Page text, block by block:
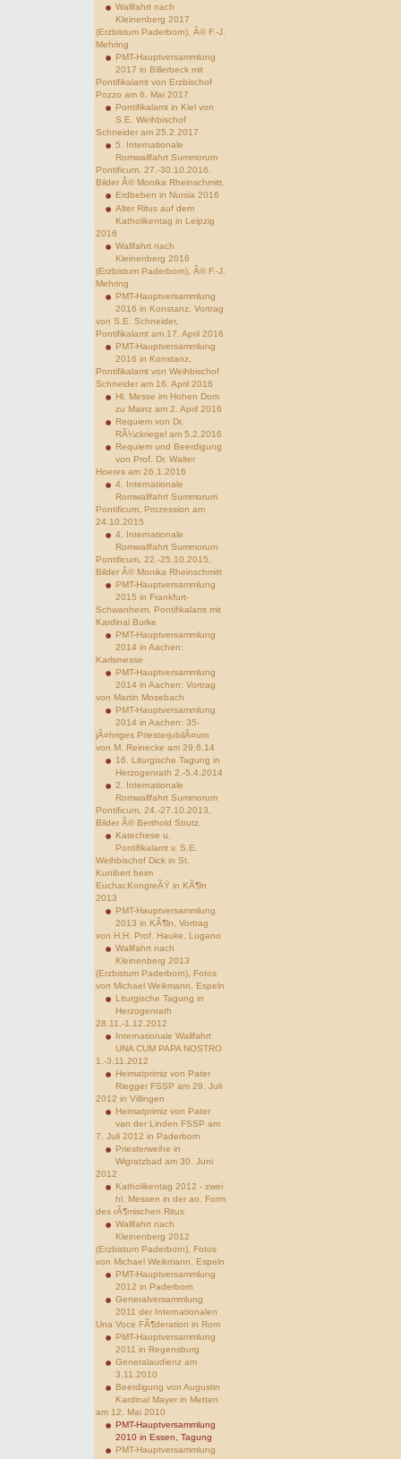
Wallfahrt nach
Kleinenberg 2017
(Erzbistum Paderborn), Â© F.-J.
Mehring
PMT-Hauptversammlung
2017 in Billerbeck mit
Pontifikalamt von Erzbischof
Pozzo am 6. Mai 2017
Pontifikalamt in Kiel von
S.E. Weihbischof
Schneider am 25.2.2017
5. Internationale
Romwallfahrt Summorum
Pontificum, 27.-30.10.2016.
Bilder Â© Monika Rheinschmitt.
Erdbeben in Nursia 2016
Alter Ritus auf dem
Katholikentag in Leipzig
2016
Wallfahrt nach
Kleinenberg 2016
(Erzbistum Paderborn), Â© F.-J.
Mehring
PMT-Hauptversammlung
2016 in Konstanz, Vortrag
von S.E. Schneider,
Pontifikalamt am 17. April 2016
PMT-Hauptversammlung
2016 in Konstanz,
Pontifikalamt von Weihbischof
Schneider am 16. April 2016
Hl. Messe im Hohen Dom
zu Mainz am 2. April 2016
Requiem von Dr.
RÃ¼ckriegel am 5.2.2016
Requiem und Beerdigung
von Prof. Dr. Walter
Hoeres am 26.1.2016
4. Internationale
Romwallfahrt Summorum
Pontificum, Prozession am
24.10.2015
4. Internationale
Romwallfahrt Summorum
Pontificum, 22.-25.10.2015,
Bilder Â© Monika Rheinschmitt
PMT-Hauptversammlung
2015 in Frankfurt-
Schwanheim, Pontifikalamt mit
Kardinal Burke
PMT-Hauptversammlung
2014 in Aachen:
Karlsmesse
PMT-Hauptversammlung
2014 in Aachen: Vortrag
von Martin Mosebach
PMT-Hauptversammlung
2014 in Aachen: 35-
jÃ¤hriges PriesterjubilÃ¤um
von M. Reinecke am 29.6.14
16. Liturgische Tagung in
Herzogenrath 2.-5.4.2014
2. Internationale
Romwallfahrt Summorum
Pontificum, 24.-27.10.2013,
Bilder Â© Berthold Strutz.
Katechese u.
Pontifikalamt v. S.E.
Weihbischof Dick in St.
Kunibert beim
Euchar.KongreÃŸ in KÃ¶ln
2013
PMT-Hauptversammlung
2013 in KÃ¶ln, Vortrag
von H.H. Prof. Hauke, Lugano
Wallfahrt nach
Kleinenberg 2013
(Erzbistum Paderborn), Fotos
von Michael Weikmann, Espeln
Liturgische Tagung in
Herzogenrath
28.11.-1.12.2012
Internationale Wallfahrt
UNA CUM PAPA NOSTRO
1.-3.11.2012
Heimatprimiz von Pater
Riegger FSSP am 29. Juli
2012 in Villingen
Heimatprimiz von Pater
van der Linden FSSP am
7. Juli 2012 in Paderborn
Priesterweihe in
Wigratzbad am 30. Juni
2012
Katholikentag 2012 - zwei
hl. Messen in der ao. Form
des rÃ¶mischen Ritus
Wallfahrt nach
Kleinenberg 2012
(Erzbistum Paderborn), Fotos
von Michael Weikmann, Espeln
PMT-Hauptversammlung
2012 in Paderborn
Generalversammlung
2011 der Internationalen
Una Voce FÃ¶deration in Rom
PMT-Hauptversammlung
2011 in Regensburg
Generalaudienz am
3.11.2010
Beerdigung von Augustin
Kardinal Mayer in Metten
am 12. Mai 2010
PMT-Hauptversammlung
2010 in Essen, Tagung
PMT-Hauptversammlung